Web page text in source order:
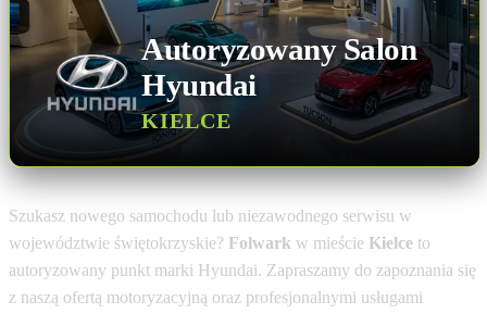
Autoryzowany Salon
Hyundai
KIELCE
Szukasz nowego samochodu lub niezawodnego serwisu w
województwie świętokrzyskie? Folwark w mieście Kielce to
autoryzowany punkt marki Hyundai. Zapraszamy do zapoznania się
z naszą ofertą motoryzacyjną oraz profesjonalnymi usługami